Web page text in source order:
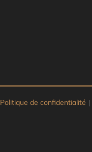
Politique de confidentialité |